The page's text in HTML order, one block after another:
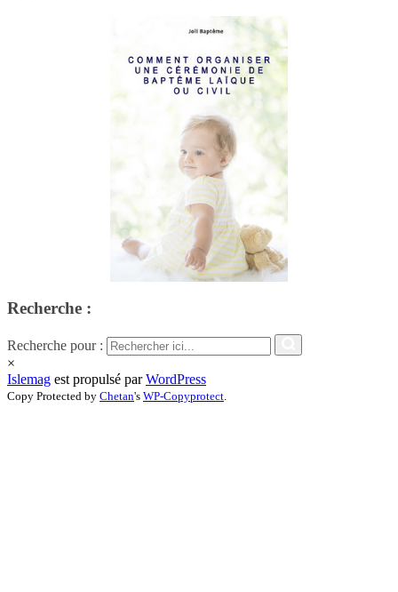
Recherche :
Recherche pour :
×
Islemag est propulsé parWordPress
Copy Protected by Chetan's WP-Copyprotect.